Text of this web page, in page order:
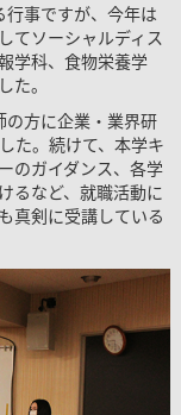
事ですが、今年は
てソーシャルディス
学科、食物栄養学
た。
方に企業・業界研
た。続けて、本学キ
のガイダンス、各学
るなど、就職活動に
真剣に受講している